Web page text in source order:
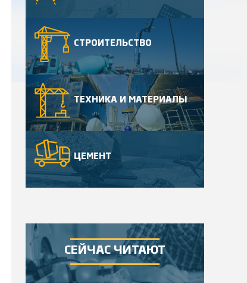
СТРОИТЕЛЬСТВО
ТЕХНИКА И МАТЕРИАЛЫ
ЦЕМЕНТ
СЕЙЧАС ЧИТАЮТ